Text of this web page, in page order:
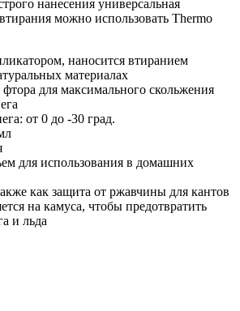
нанесения универсальная
можно использовать Thermo
наносится втиранием
материалах
для максимального скольжения
от 0 до -30 град.
для использования в домашних
как защита от ржавчины для кантов
на камуса, чтобы предотвратить
и льда